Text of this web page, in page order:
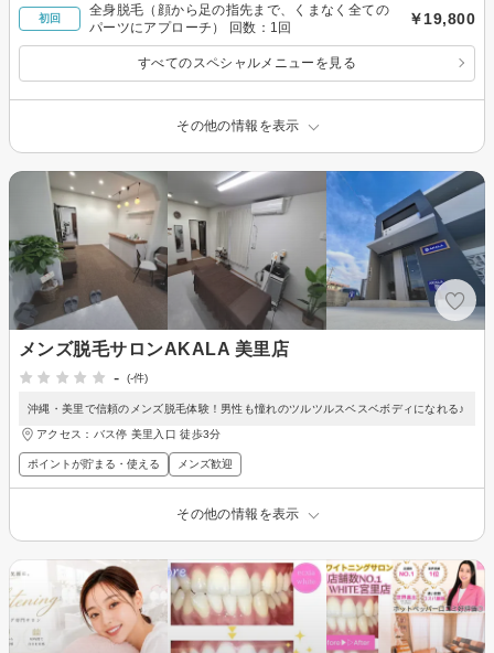
初回
全身脱毛（顔から足の指先まで、くまなく全ての
パーツにアプローチ） 回数：1回
￥19,800
すべてのスペシャルメニューを見る
その他の情報を表示
メンズ脱毛サロンAKALA 美里店
-
(-件)
沖縄・美里で信頼のメンズ脱毛体験！男性も憧れのツルツルスベスベボディになれる♪
アクセス：バス停 美里入口 徒歩3分
ポイントが貯まる・使える メンズ歓迎
その他の情報を表示